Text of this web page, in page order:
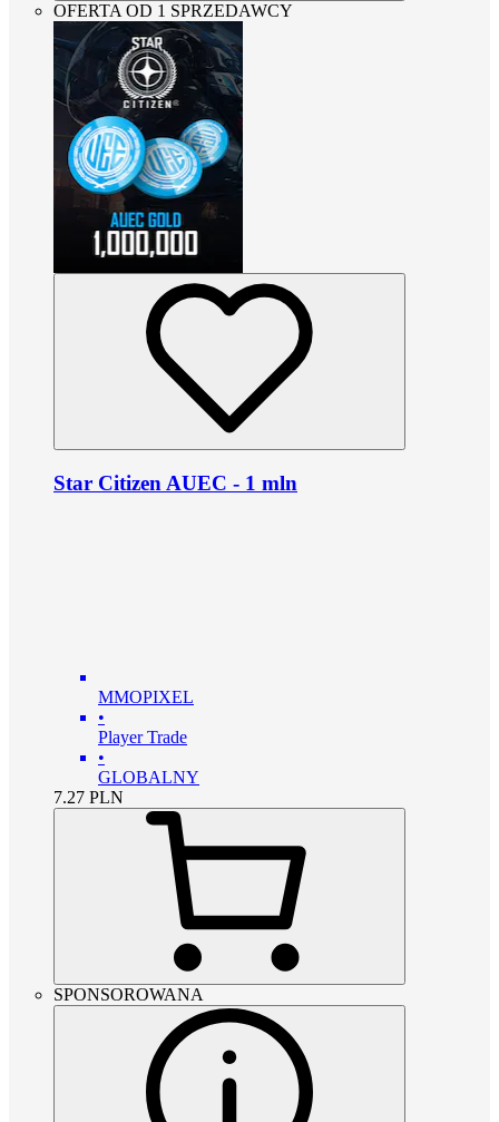
OFERTA OD 1 SPRZEDAWCY
Star Citizen AUEC - 1 mln
MMOPIXEL
•
Player Trade
•
GLOBALNY
7.27 PLN
SPONSOROWANA